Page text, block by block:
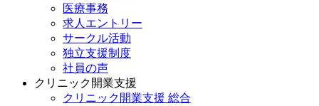
医療事務
求人エントリー
サークル活動
独立支援制度
社員の声
クリニック開業支援
クリニック開業支援 総合